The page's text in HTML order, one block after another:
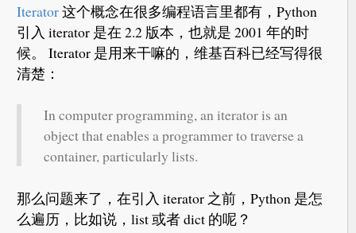
Iterator这个概念在很多编程语言里都有，Python
引入 iterator 是在 2.2 版本，也就是 2001 年的时
候。 Iterator 是用来干嘛的，维基百科已经写得很
清楚：
In computer programming, an iterator is an
object that enables a programmer to traverse a
container, particularly lists.
那么问题来了，在引入 iterator 之前，Python 是怎
么遍历，比如说，list 或者 dict 的呢？